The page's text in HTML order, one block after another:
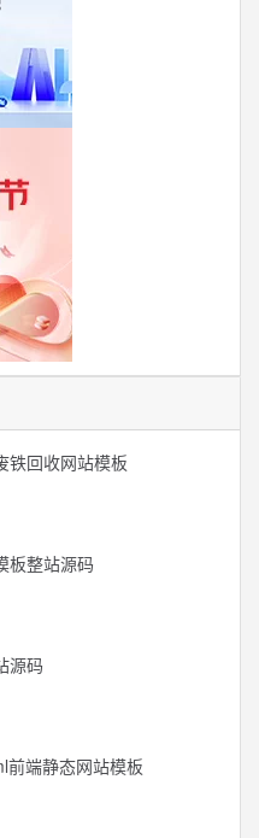
铁回收网站模板
板整站源码
源码
前端静态网站模板